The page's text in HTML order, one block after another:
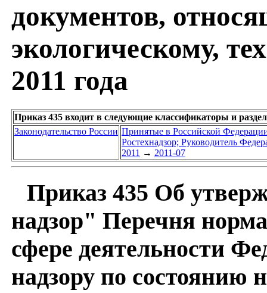
документов,
экологическому,
2011 года
Приказ 435 входит в следующие классификаторы и
Законодательство России Принятые в Российской
Ростехнадзор; Руководитель
2011 → 2011-07
Приказ 435 Об
надзор" Перечня
сфере деятельности
надзору по состоянию